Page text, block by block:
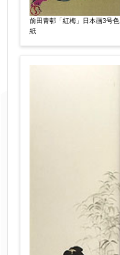
前田青邨「紅梅」日本画3号色
紙